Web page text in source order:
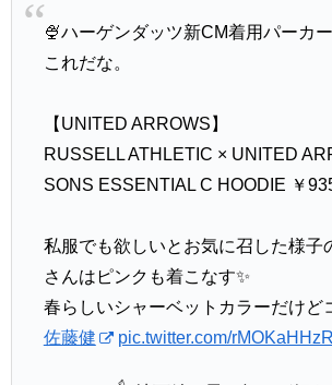
🍨ハーゲンダッツ新CM着用パーカー
これだな。
【UNITED ARROWS】
RUSSELL ATHLETIC × UNITED
SONS ESSENTIAL C HOODIE ￥
私服でも欲しいとお気に召した様
さんはピンクも着こなす✨
春らしいシャーベットカラーだけど
佐藤健
pic.twitter.com/